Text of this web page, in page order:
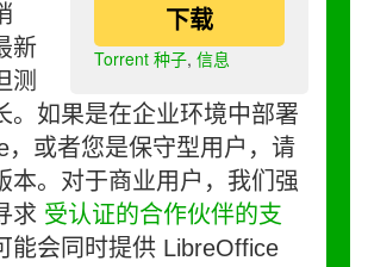
下载
Torrent 种子, 信息
新
测
。如果是在企业环境中部署
，或者您是保守型用户，请
本。对于商业用户，我们强
求 受认证的合作伙伴的支
能会同时提供 LibreOffice